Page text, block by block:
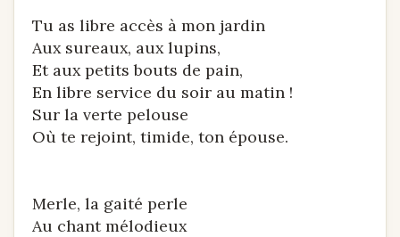
Tu as libre accès à mon jardin
Aux sureaux, aux lupins,
Et aux petits bouts de pain,
En libre service du soir au matin !
Sur la verte pelouse
Où te rejoint, timide, ton épouse.
Merle, la gaité perle
Au chant mélodieux